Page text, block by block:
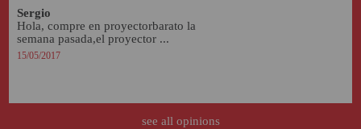
Sergio
Hola, compre en proyectorbarato la
semana pasada,el proyector ...
15/05/2017
see all opinions